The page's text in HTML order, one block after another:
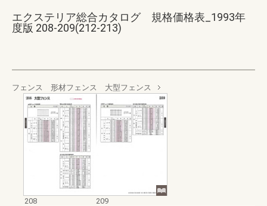
エクステリア総合カタログ 規格価格表_1993年
度版 208-209(212-213)
フェンス 形材フェンス 大型フェンス
208
209